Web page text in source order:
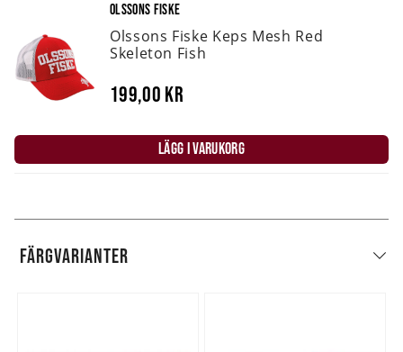
OLSSONS FISKE
Olssons Fiske Keps Mesh Red
Skeleton Fish
199,00 kr
LÄGG I VARUKORG
FÄRGVARIANTER